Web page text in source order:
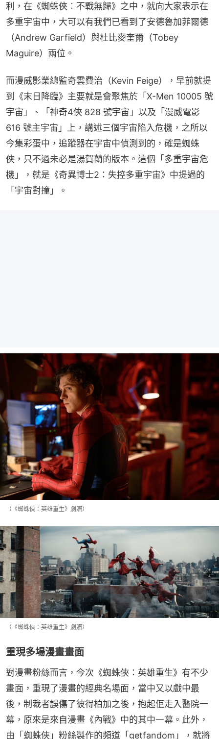
利，在《蜘蛛俠︰不戰無歸》之中，就向大家表示在
多重宇宙中，大可以有我們已看到了安德魯加菲爾德
（Andrew Garfield）與杜比麥奎爾（Tobey
Maguire）兩位。
而漫威影業總監奇雲費治（Kevin Feige），早前就提
到《末日降臨》主要就是會聚焦於「X-Men 10005 號
宇宙」、「神奇4俠 828 號宇宙」以及「漫威電影
616 號主宇宙」上，講述三個宇宙陷入危機，之所以
今集彩蛋中，追蹤器在宇宙中偵測到的，確是蜘蛛
俠，只不過未必是湯賀蘭的版本。這個「多重宇宙危
機」，就是《奇異博士2：失控多重宇宙》中提過的
「宇宙對撞」。
（《蜘蛛俠：英雄重生》劇照）
（《蜘蛛俠：英雄重生》劇照）
重現多場漫畫畫面
對漫畫粉絲而言，今次《蜘蛛俠：英雄重生》有不少
畫面，重現了漫畫的經典名場面，當中又以戲中最
後，制裁者誤傷了彼得柏加之後，抱起佢走入醫院一
幕，原來是來自漫畫《內戰》中的其中一幕。此外，
由「蜘蛛俠」粉絲製作的頻道「getfandom」，就將